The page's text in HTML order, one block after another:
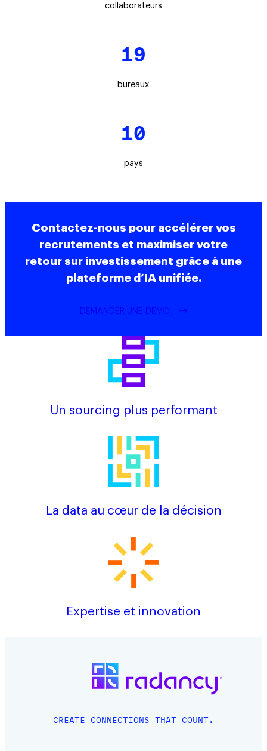
collaborateurs
19
bureaux
10
pays
Contactez-nous pour accélérer vos
recrutements et maximiser votre
retour sur investissement grâce à une
plateforme d’IA unifiée.
DEMANDER UNE DÉMO
Un sourcing plus performant
La data au cœur de la décision
Expertise et innovation
CREATE CONNECTIONS THAT COUNT.